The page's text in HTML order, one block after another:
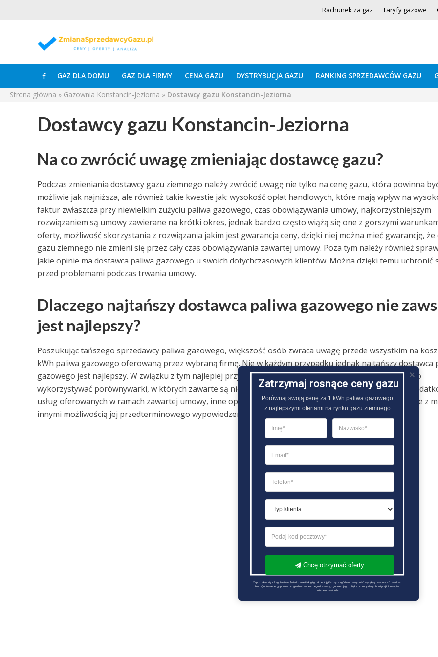
Rachunek za gaz Taryfy gazowe
GAZ DLA DOMU GAZ DLA FIRMY CENA GAZU DYSTRYBUCJA GAZU RANKING SPRZEDAWCÓW GAZU
Strona główna » Gazownia Konstancin-Jeziorna » Dostawcy gazu Konstancin-Jeziorna
Dostawcy gazu Konstancin-Jeziorna
Na co zwrócić uwagę zmieniając dostawcę gazu?
Podczas zmieniania dostawcy gazu ziemnego należy zwrócić uwagę nie tylko na cenę gazu, która powinna
możliwie jak najniższa, ale również takie kwestie jak: wysokość opłat handlowych, które mają wpływ na
faktur zwłaszcza przy niewielkim zużyciu paliwa gazowego, czas obowiązywania umowy, najkorzystniejszym
rozwiązaniem są umowy zawierane na krótki okres, jednak bardzo często wiążą się one z gorszymi
oferty, możliwość skorzystania z rozwiązania jakim jest gwarancja ceny, dzięki niej można mieć gwarancję, że
gazu ziemnego nie zmieni się przez cały czas obowiązywania zawartej umowy. Poza tym należy również
jakie opinie ma dostawca paliwa gazowego u swoich dotychczasowych klientów. Można dzięki temu uchronić
przed problemami podczas trwania umowy.
Dlaczego najtańszy dostawca paliwa gazowego nie
jest najlepszy?
Poszukując tańszego sprzedawcy paliwa gazowego, większość osób zwraca uwagę przede wszystkim na
kWh paliwa gazowego oferowaną przez wybraną firmę. Nie w każdym przypadku jednak najtańszy dostawca
gazowego jest najlepszy. W związku z tym najlepiej przy analizowaniu ofert sprzedawców gazu ziemnego
wykorzystywać porównywarki, w których zawarte są nie tylko koszty gazu, ale również dane na temat
usług oferowanych w ramach zawartej umowy, inne opłaty oraz najistotniejsze warunki umowy, związane z
innymi możliwością jej przedterminowego wypowiedzenia bez żadnych konsekwencji..
Zatrzymaj rosnące ceny gazu
Porównaj swoją cenę za 1 kWh paliwa gazowego
z najlepszymi ofertami na rynku gazu ziemnego
Chcę otrzymać oferty
Zapoznałem się z Regulaminem Świadczenie Usług i go akceptuję Każdą ze zgód można wycofać wysyłając wiadomość na adres
biuro@optimalenergy.pl lub w przypadku zewnętrznego dostawcy, zgodnie z jego polityką ochrony danych. Więcej informacji w
polityce prywatności